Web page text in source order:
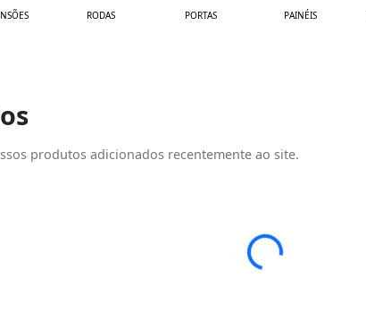
RODAS PORTAS PAINÉIS
produtos adicionados recentemente ao site.
Loading...